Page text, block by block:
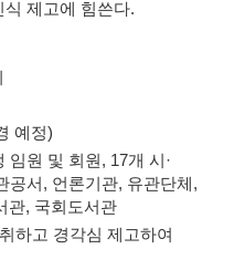
제고에 힘쓴다.
예정)
임원 및 회원, 17개 시·
공서, 언론기관, 유관단체,
관, 국회도서관
하고 경각심 제고하여